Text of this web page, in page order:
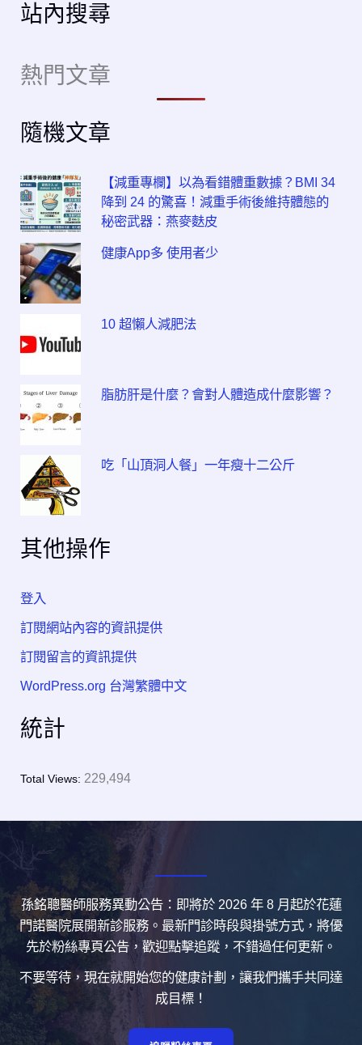
站內搜尋
熱門文章
隨機文章
【減重專欄】以為看錯體重數據？BMI 34
降到 24 的驚喜！減重手術後維持體態的
秘密武器：燕麥麩皮
健康App多 使用者少
10 超懶人減肥法
脂肪肝是什麼？會對人體造成什麼影響？
吃「山頂洞人餐」一年瘦十二公斤
其他操作
登入
訂閱網站內容的資訊提供
訂閱留言的資訊提供
WordPress.org 台灣繁體中文
統計
Total Views: 229,494
孫銘聰醫師服務異動公告：即將於 2026 年 8 月起於花蓮
門諾醫院展開新診服務。最新門診時段與掛號方式，將優
先於粉絲專頁公告，歡迎點擊追蹤，不錯過任何更新。
不要等待，現在就開始您的健康計劃，讓我們攜手共同達
成目標！